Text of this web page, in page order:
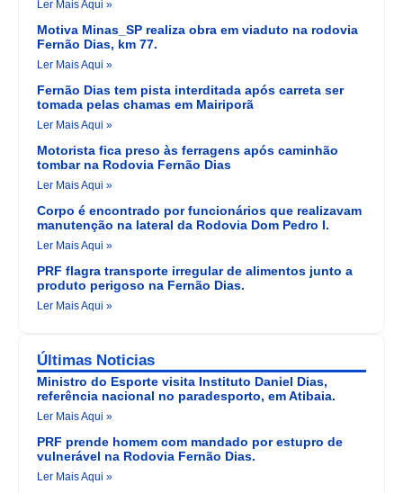
Ler Mais Aqui »
Motiva Minas_SP realiza obra em viaduto na rodovia
Fernão Dias, km 77.
Ler Mais Aqui »
Fernão Dias tem pista interditada após carreta ser
tomada pelas chamas em Mairiporã
Ler Mais Aqui »
Motorista fica preso às ferragens após caminhão
tombar na Rodovia Fernão Dias
Ler Mais Aqui »
Corpo é encontrado por funcionários que realizavam
manutenção na lateral da Rodovia Dom Pedro I.
Ler Mais Aqui »
PRF flagra transporte irregular de alimentos junto a
produto perigoso na Fernão Dias.
Ler Mais Aqui »
Últimas Noticias
Ministro do Esporte visita Instituto Daniel Dias,
referência nacional no paradesporto, em Atibaia.
Ler Mais Aqui »
PRF prende homem com mandado por estupro de
vulnerável na Rodovia Fernão Dias.
Ler Mais Aqui »